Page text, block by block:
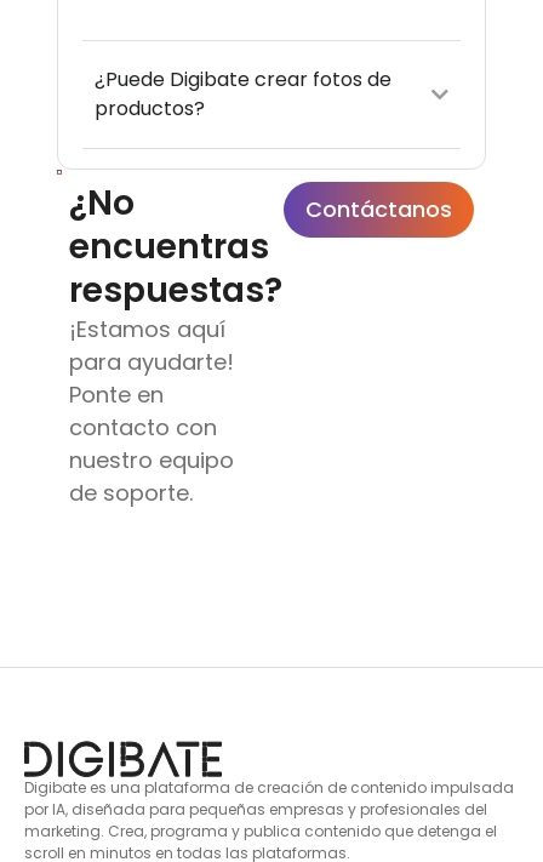
¿Puede Digibate crear fotos de
productos?
¿No
encuentras
respuestas?
¡Estamos aquí
para ayudarte!
Ponte en
contacto con
nuestro equipo
de soporte.
Contáctanos
Digibate es una plataforma de creación de contenido impulsada
por IA, diseñada para pequeñas empresas y profesionales del
marketing. Crea, programa y publica contenido que detenga el
scroll en minutos en todas las plataformas.